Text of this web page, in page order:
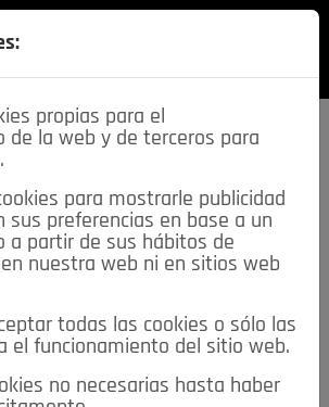
descarga esta
REVISTA
SERVICIOS DE INTERÉS
propias para el
de la web y de terceros para
para mostrarle publicidad
sus preferencias en base a un
a partir de sus hábitos de
nuestra web ni en sitios web
todas las cookies o sólo las
el funcionamiento del sitio web.
no necesarias hasta haber